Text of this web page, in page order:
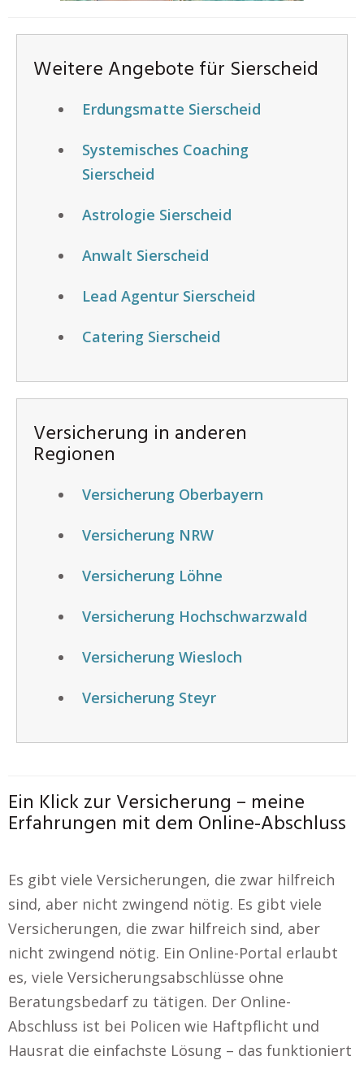
Weitere Angebote für Sierscheid
Erdungsmatte Sierscheid
Systemisches Coaching
Sierscheid
Astrologie Sierscheid
Anwalt Sierscheid
Lead Agentur Sierscheid
Catering Sierscheid
Versicherung in anderen
Regionen
Versicherung Oberbayern
Versicherung NRW
Versicherung Löhne
Versicherung Hochschwarzwald
Versicherung Wiesloch
Versicherung Steyr
Ein Klick zur Versicherung – meine
Erfahrungen mit dem Online-Abschluss
Es gibt viele Versicherungen, die zwar hilfreich
sind, aber nicht zwingend nötig. Es gibt viele
Versicherungen, die zwar hilfreich sind, aber
nicht zwingend nötig. Ein Online-Portal erlaubt
es, viele Versicherungsabschlüsse ohne
Beratungsbedarf zu tätigen. Der Online-
Abschluss ist bei Policen wie Haftpflicht und
Hausrat die einfachste Lösung – das funktioniert